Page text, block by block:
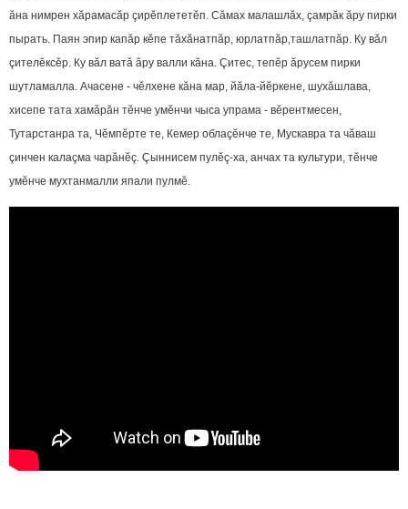
ăна нимрен хăрамасăр çирӗплететӗп. Сăмах малашлăх, çамрăк ăру пирки
пырать. Паян эпир капăр кӗпе тăхăнатпăр, юрлатпăр,ташлатпăр. Ку вăл
çителӗксӗр. Ку вăл ватă ăру валли кăна. Çитес, тепӗр ăрусем пирки
шутламалла. Ачасене - чӗлхене кăна мар, йăла-йӗркене, шухăшлава,
хисепе тата хамăрăн тӗнче умӗнчи чыса упрама - вӗрентмесен,
Тутарстанра та, Чӗмпӗрте те, Кемер облаçӗнче те, Мускавра та чăваш
çинчен калаçма чарăнӗç. Çыннисем пулӗç-ха, анчах та культури, тӗнче
умӗнче мухтанмалли япали пулмӗ.